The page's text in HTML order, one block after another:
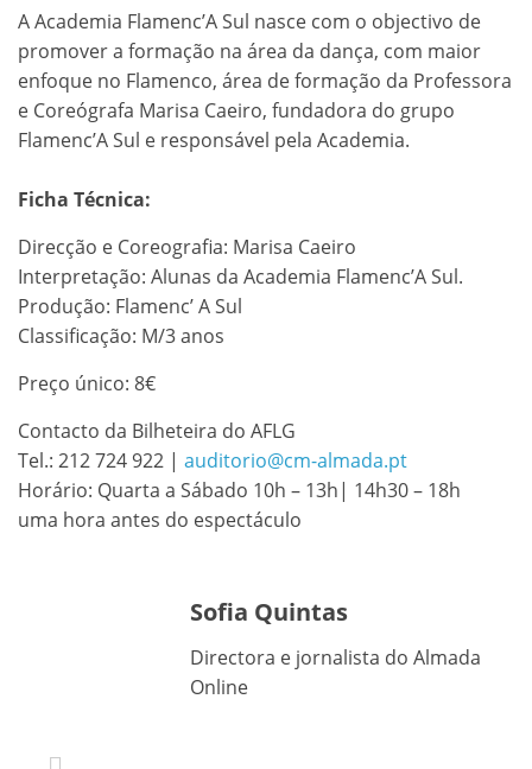
A Academia Flamenc’A Sul nasce com o objectivo de
promover a formação na área da dança, com maior
enfoque no Flamenco, área de formação da Professora
e Coreógrafa Marisa Caeiro, fundadora do grupo
Flamenc’A Sul e responsável pela Academia.
Ficha Técnica:
Direcção e Coreografia: Marisa Caeiro
Interpretação: Alunas da Academia Flamenc’A Sul.
Produção: Flamenc’ A Sul
Classificação: M/3 anos
Preço único: 8€
Contacto da Bilheteira do AFLG
Tel.: 212 724 922 | auditorio@cm-almada.pt
Horário: Quarta a Sábado 10h – 13h| 14h30 – 18h
uma hora antes do espectáculo
Sofia Quintas
Directora e jornalista do Almada
Online